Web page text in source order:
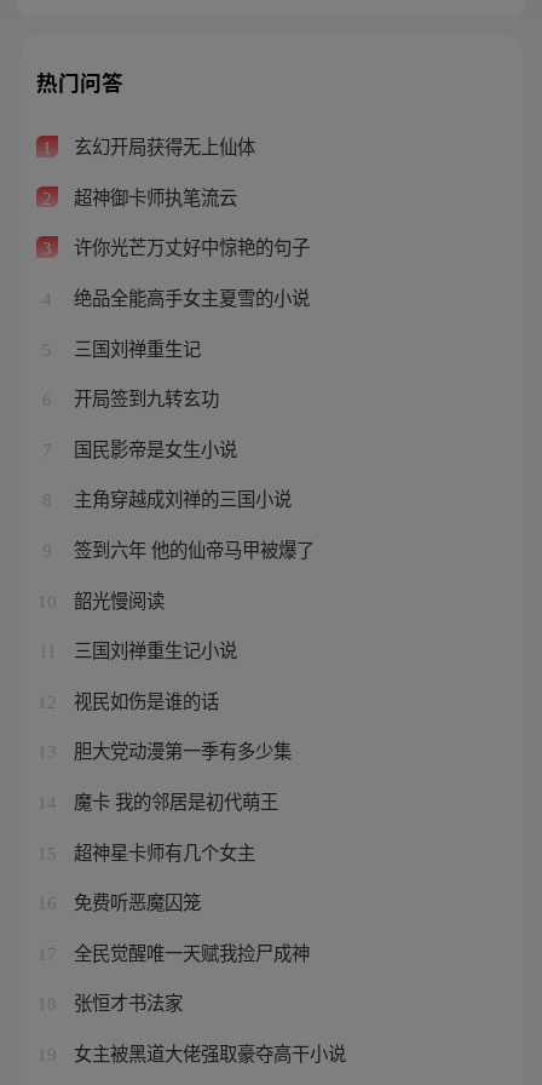
热门问答
1 玄幻开局获得无上仙体
2 超神御卡师执笔流云
3 许你光芒万丈好中惊艳的句子
4 绝品全能高手女主夏雪的小说
5 三国刘禅重生记
6 开局签到九转玄功
7 国民影帝是女生小说
8 主角穿越成刘禅的三国小说
9 签到六年 他的仙帝马甲被爆了
10 韶光慢阅读
三国刘禅重生记小说
12 视民如伤是谁的话
13 胆大党动漫第一季有多少集
14 魔卡 我的邻居是初代萌王
15 超神星卡师有几个女主
16 免费听恶魔囚笼
17 全民觉醒唯一天赋我捡尸成神
18 张恒才书法家
19 女主被黑道大佬强取豪夺高干小说